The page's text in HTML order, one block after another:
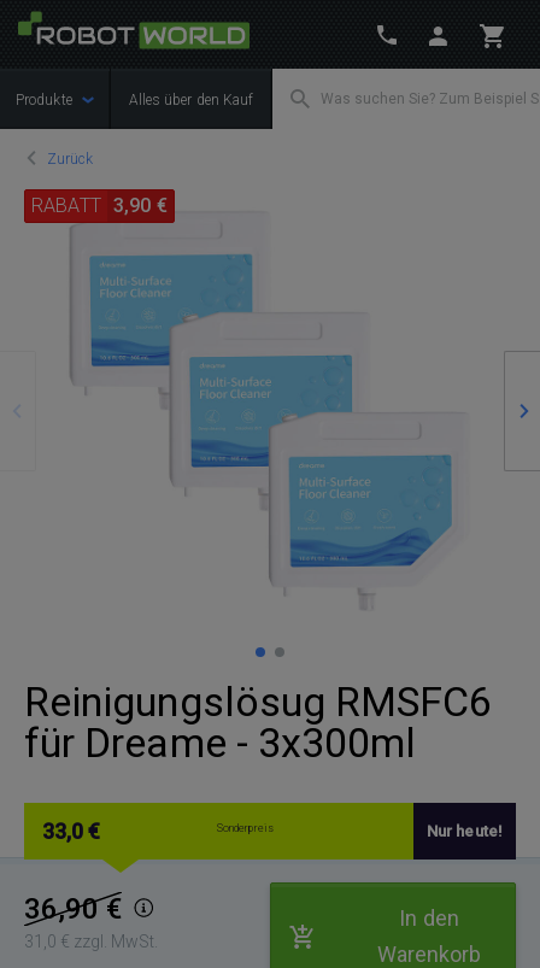
Produkte Alles über den Kauf
Zurück
RABATT 3,90 €
Reinigungslösug RMSFC6
für Dreame - 3x300ml
33,0 € Sonderpreis Nur heute!
36,90 €
31,0 € zzgl. MwSt.
In den
Warenkorb